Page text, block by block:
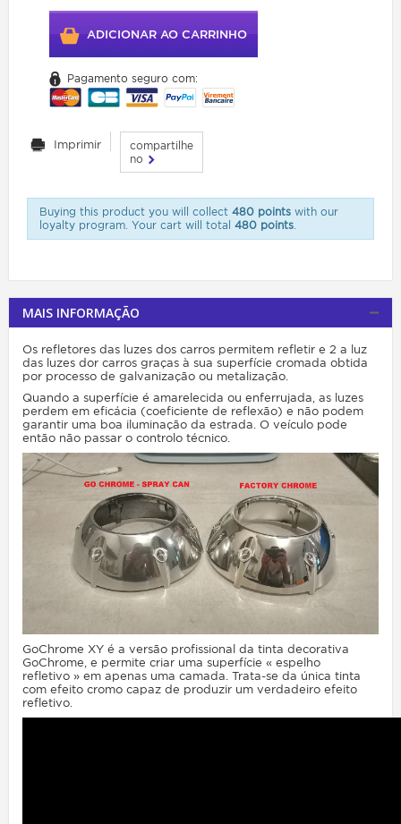
ADICIONAR AO CARRINHO
Pagamento seguro com:
Imprimir
compartilhe
no
Buying this product you will collect 480 pointswith our
loyalty program. Your cart will total 480 points.
MAIS INFORMAÇÃO
Os refletores das luzes dos carros permitem refletir e 2 a luz
das luzes dor carros graças à sua superfície cromada obtida
por processo de galvanização ou metalização.
Quando a superfície é amarelecida ou enferrujada, as luzes
perdem em eficácia (coeficiente de reflexão) e não podem
garantir uma boa iluminação da estrada. O veículo pode
então não passar o controlo técnico.
GoChrome XY é a versão profissional da tinta decorativa
GoChrome, e permite criar uma superfície « espelho
refletivo » em apenas uma camada. Trata-se da única tinta
com efeito cromo capaz de produzir um verdadeiro efeito
refletivo.